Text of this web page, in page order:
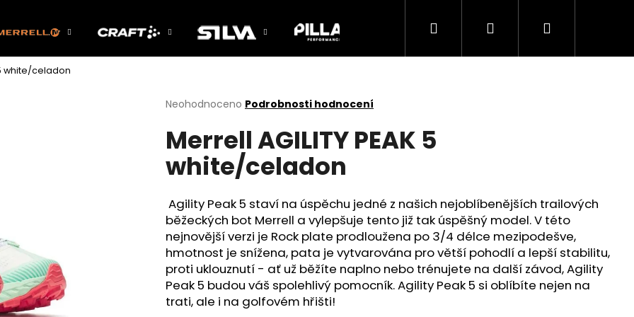
Hledat PřihlášeníNákupní
5 white/celadon
Průměrné
produktu
je
z
hvězdiček.
Neohodnoceno Podrobnosti hodnocení
Merrell AGILITY PEAK 5
white/celadon
Agility Peak 5 staví na úspěchu jedné z našich nejoblíbenějších trailových
běžeckých bot Merrell a vylepšuje tento již tak úspěšný model. V této
nejnovější verzi je Rock plate prodloužena po 3/4 délce mezipodešve,
hmotnost je snížena, pata je vytvarována pro větší pohodlí a lepší stabilitu,
proti uklouznutí - ať už běžíte naplno nebo trénujete na další závod, Agility
Peak 5 budou váš spolehlivý pomocník. Agility Peak 5 si oblíbíte nejen na
trati, ale i na golfovém hřišti!
Co potřebujete najít?
HLEDAT
Následující